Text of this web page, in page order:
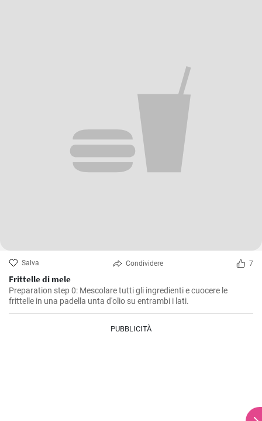
Salva Condividere 7
Frittelle di mele
Preparation step 0: Mescolare tutti gli ingredienti e cuocere le
frittelle in una padella unta d'olio su entrambi i lati.
PUBBLICITÀ